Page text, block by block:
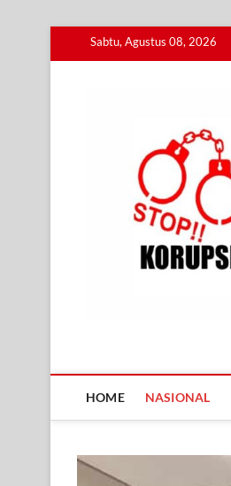
Sabtu, Agustus 08, 2026
HOME NASIONAL